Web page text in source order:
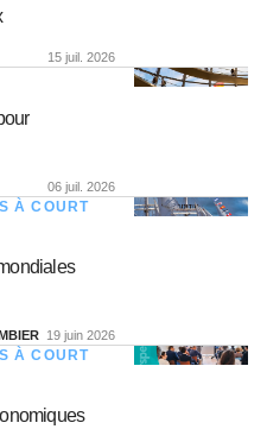
15 juil. 2026
06 juil. 2026
À COURT
19 juin 2026
À COURT